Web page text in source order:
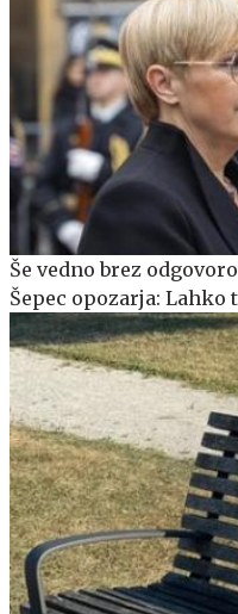
Še vedno brez
Šepec opozarja: Lahko